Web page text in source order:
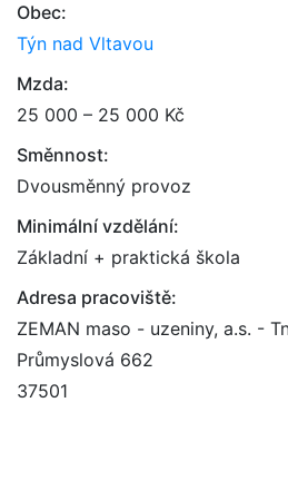
Obec:
Týn nad Vltavou
Mzda:
25 000 – 25 000 Kč
Směnnost:
Dvousměnný provoz
Minimální vzdělání:
Základní + praktická škola
Adresa pracoviště:
ZEMAN maso - uzeniny, a.s. -
Průmyslová 662
37501